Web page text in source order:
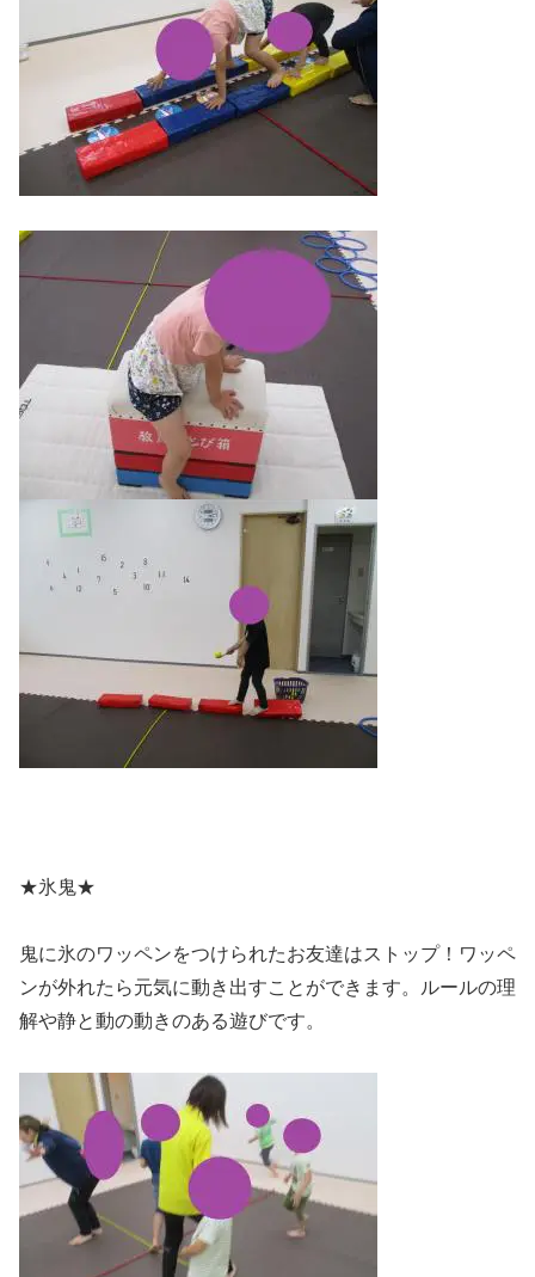
★氷鬼★
鬼に氷のワッペンをつけられたお友達はストップ！ワッペ
ンが外れたら元気に動き出すことができます。ルールの理
解や静と動の動きのある遊びです。